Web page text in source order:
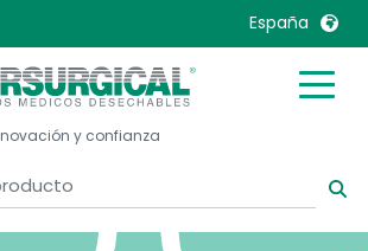
España
United Kingdom
United States
Australia
y confianza